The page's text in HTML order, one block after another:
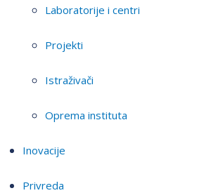
Laboratorije i centri
Projekti
Istraživači
Oprema instituta
Inovacije
Privreda